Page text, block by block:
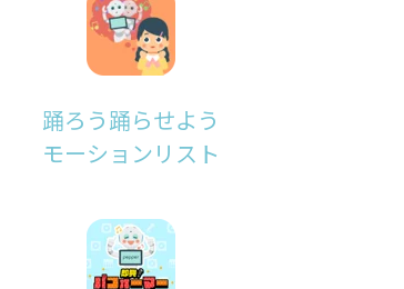
踊ろう踊らせよう
モーションリスト